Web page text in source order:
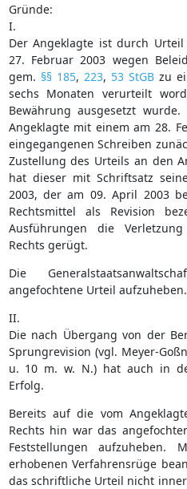
Gründe:
I.
Der Angeklagte ist durch
27. Februar 2003 wegen
gem. §§ 185, 223, 53 StGBzu
sechs Monaten verurteilt
Bewährung ausgesetzt
Angeklagte mit einem am 28.
eingegangenen Schreiben
Zustellung des Urteils an den
hat dieser mit Schriftsatz
2003, der am 09. April 2003
Rechtsmittel als Revision
Ausführungen die
Rechts gerügt.
Die
angefochtene Urteil aufzuheben.
II.
Die nach Übergang von der
Sprungrevision (vgl. Meyer-
u. 10 m. w. N.) hat auch in
Erfolg.
Bereits auf die vom
Rechts hin war das
Feststellungen
erhobenen Verfahrensrüge
das schriftliche Urteil nicht